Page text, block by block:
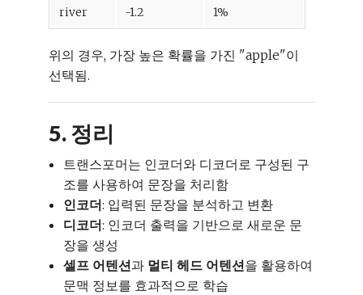
river -1.2 1%
위의 경우, 가장 높은 확률을 가진 "apple"이
선택됨.
5. 정리
트랜스포머는 인코더와 디코더로 구성된 구
조를 사용하여 문장을 처리함
인코더: 입력된 문장을 분석하고 변환
디코더: 인코더 출력을 기반으로 새로운 문
장을 생성
셀프 어텐션과 멀티 헤드 어텐션을 활용하여
문맥 정보를 효과적으로 학습